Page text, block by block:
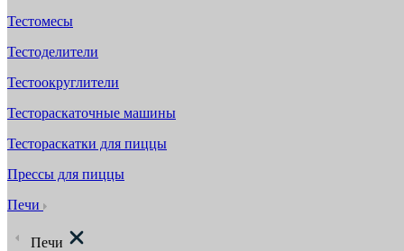
Тестомесы
Тестоделители
Тестоокруглители
Тестораскаточные машины
Тестораскатки для пиццы
Прессы для пиццы
Печи
Печи